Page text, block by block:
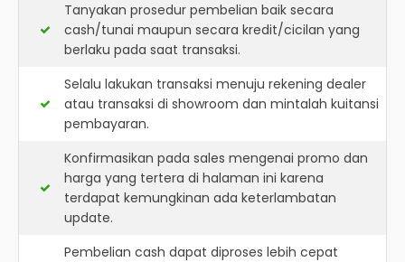
Tanyakan prosedur pembelian baik secara
cash/tunai maupun secara kredit/cicilan yang
berlaku pada saat transaksi.
Selalu lakukan transaksi menuju rekening dealer
atau transaksi di showroom dan mintalah kuitansi
pembayaran.
Konfirmasikan pada sales mengenai promo dan
harga yang tertera di halaman ini karena
terdapat kemungkinan ada keterlambatan
update.
Pembelian cash dapat diproses lebih cepat